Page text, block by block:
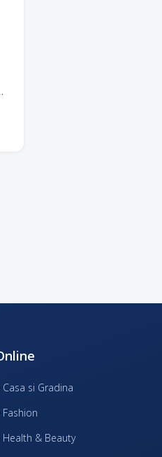
si Gradina
& Beauty